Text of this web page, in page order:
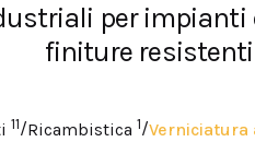
per
finiture
11/Ricambistica 1/Verniciatura